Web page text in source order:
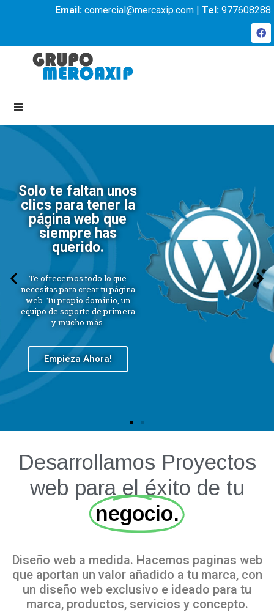
Email: comercial@mercaxip.com | Tel: 977608288
Solo te faltan unos
clics para tener la
página web que
siempre has
querido.
Te ofrecemos todo lo que
necesitas para crear tu página
web. Tu propio dominio, un
equipo de soporte de primera
y mucho más.
Empieza Ahora!
Desarrollamos Proyectos
web para el éxito de tu
negocio.
Diseño web a medida. Hacemos paginas web
que aportan un valor añadido a tu marca, con
un diseño web exclusivo e ideado para tu
marca, productos, servicios y concepto.